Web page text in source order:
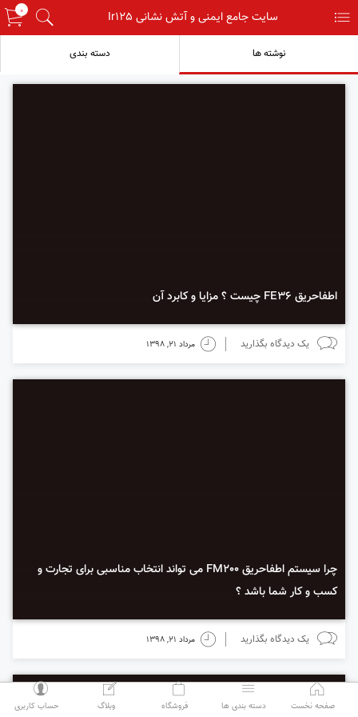
menu سایت جامع ایمنی و آتش نشانی Ir125 search
0
home
صفحه نخست
bars
دسته بندی ها
bag
فروشگاه
compose
وبلاگ
person
حساب کاربری
نوشته ها دسته بندی
اطفاحریق FE36 چیست ؟ مزایا و کابرد آن
chats یک دیدگاه بگذارید time مرداد 21, 1398
چرا سیستم اطفاحریق FM200 می تواند انتخاب مناسبی برای تجارت و
کسب و کار شما باشد ؟
chats یک دیدگاه بگذارید time مرداد 21, 1398